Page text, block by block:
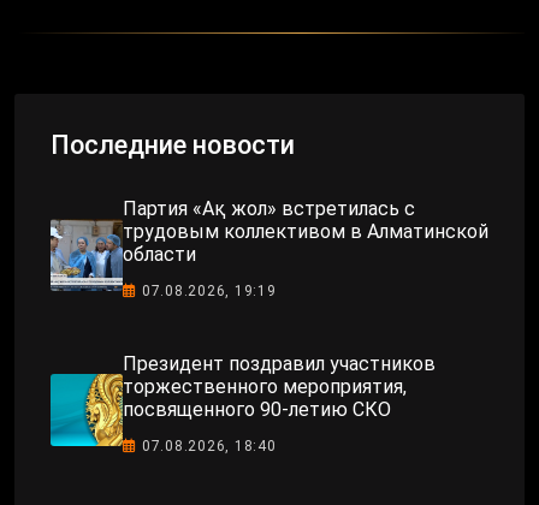
Последние новости
Партия «Ақ жол» встретилась с
трудовым коллективом в Алматинской
области
07.08.2026, 19:19
Президент поздравил участников
торжественного мероприятия,
посвященного 90-летию СКО
07.08.2026, 18:40